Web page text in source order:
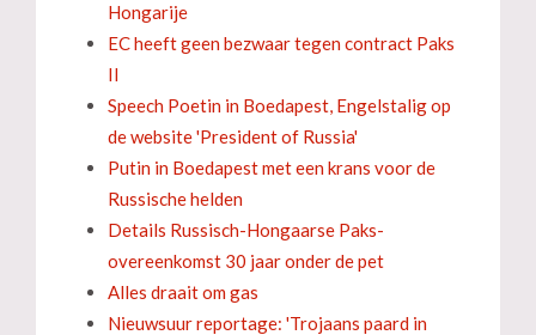
Hongarije
EC heeft geen bezwaar tegen contract Paks
II
Speech Poetin in Boedapest, Engelstalig op
de website 'President of Russia'
Putin in Boedapest met een krans voor de
Russische helden
Details Russisch-Hongaarse Paks-
overeenkomst 30 jaar onder de pet
Alles draait om gas
Nieuwsuur reportage: 'Trojaans paard in